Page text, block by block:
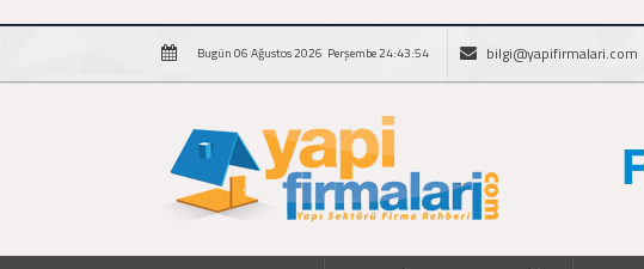
Bugün 06 Ağustos 2026 Perşembe 24:43:55 bilgi@yapifirmalari.com